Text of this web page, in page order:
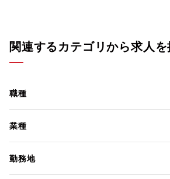
関連するカテゴリから求人を
職種
業種
勤務地